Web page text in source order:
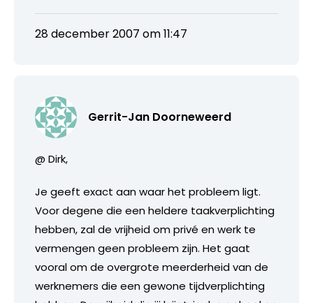
28 december 2007 om 11:47
Gerrit-Jan Doorneweerd
@ Dirk,
Je geeft exact aan waar het probleem ligt.
Voor degene die een heldere taakverplichting
hebben, zal de vrijheid om privé en werk te
vermengen geen probleem zijn. Het gaat
vooral om de overgrote meerderheid van de
werknemers die een gewone tijdverplichting